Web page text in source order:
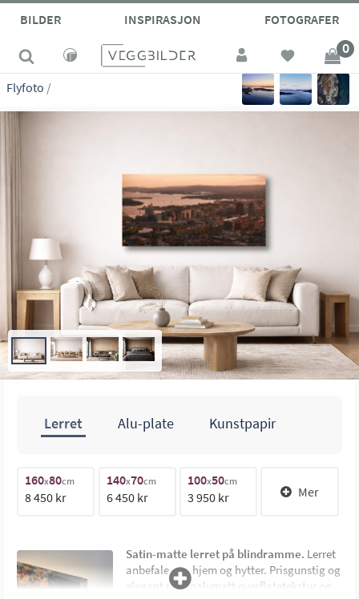
BILDER INSPIRASJON FOTOGRAFER
0
Flyfoto /
Lerret Alu-plate Kunstpapir
160x80cm
8 450 kr
140x70cm
6 450 kr
100x50cm
3 950 kr Mer
Satin-matte lerret på blindramme. Lerret
anbefales for hjem og hytter. Prisgunstig og
elegant med halvmatt overflatetekstur og